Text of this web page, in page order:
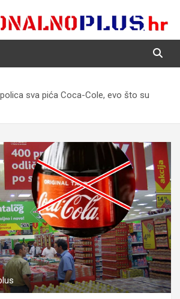
sva pića Coca-Cole, evo što su